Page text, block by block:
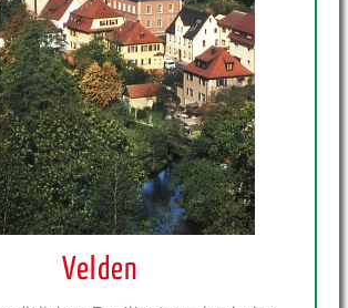
Velden